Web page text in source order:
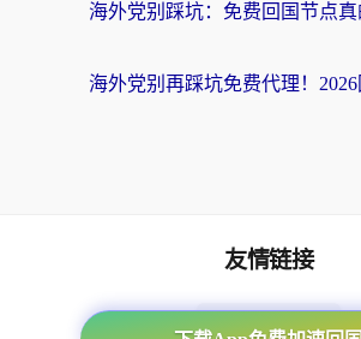
友情链接
海外回国加速器